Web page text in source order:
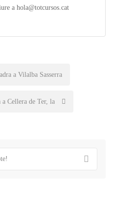
a hola@totcursos.cat
a Vilalba Sasserra
a Cellera de Ter, la